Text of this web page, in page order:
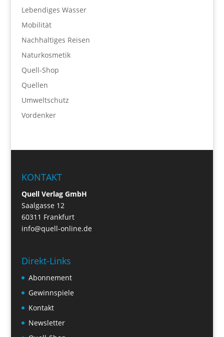
Lebendiges Wasser
Mobilität
Nachhaltiges Reisen
Naturkosmetik
Quell-Shop
Quellen
Umweltschutz
Vordenker
KONTAKT
Quell Verlag GmbH
Saalgasse 12
60311 Frankfurt
info@quell-online.de
Direkt-Links
Abonnement
Gewinnspiele
Kontakt
Newsletter